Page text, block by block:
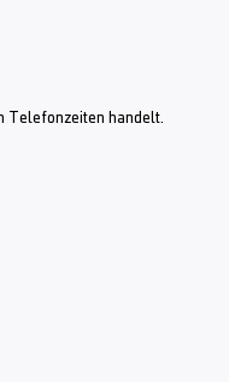
Telefonzeiten handelt.